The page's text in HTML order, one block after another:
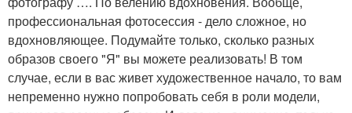
профессиональная фотосессия - дело сложное, но
вдохновляющее. Подумайте только, сколько разных
образов своего "Я" вы можете реализовать! В том
случае, если в вас живет художественное начало, то вам
непременно нужно попробовать себя в роли модели,